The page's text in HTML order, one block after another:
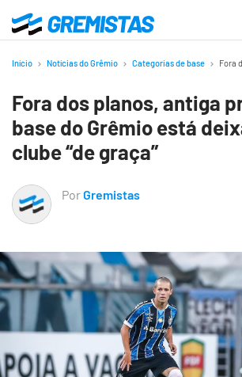
para
principal
Gremistas
Início Notícias do Grêmio Categorias de base Fora
Fora dos planos, antiga
base do Grêmio está
clube “de graça”
PorGremistas